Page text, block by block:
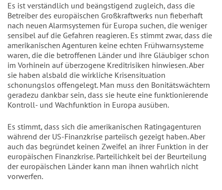
Es ist verständlich und beängstigend zugleich, dass die
Betreiber des europäischen Großkraftwerks nun fieberhaft
nach neuen Alarmsystemen für Europa suchen, die weniger
sensibel auf die Gefahren reagieren. Es stimmt zwar, dass die
amerikanischen Agenturen keine echten Frühwarnsysteme
waren, die die betroffenen Länder und ihre Gläubiger schon
im Vorhinein auf überzogene Kreditrisiken hinwiesen. Aber
sie haben alsbald die wirkliche Krisensituation
schonungslos offengelegt. Man muss den Bonitätswächtern
geradezu dankbar sein, dass sie heute eine funktionierende
Kontroll- und Wachfunktion in Europa ausüben.
Es stimmt, dass sich die amerikanischen Ratingagenturen
während der US-Finanzkrise parteiisch gezeigt haben. Aber
auch das begründet keinen Zweifel an ihrer Funktion in der
europäischen Finanzkrise. Parteilichkeit bei der Beurteilung
der europäischen Länder kann man ihnen wahrlich nicht
vorwerfen.